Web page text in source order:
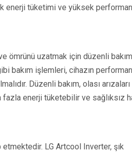
enerji tüketimi ve yüksek
ömrünü uzatmak için düzenli bakım
bakım işlemleri, cihazın
Düzenli bakım, olası
enerji tüketebilir ve sağlıksız
LG Artcool Inverter, şık